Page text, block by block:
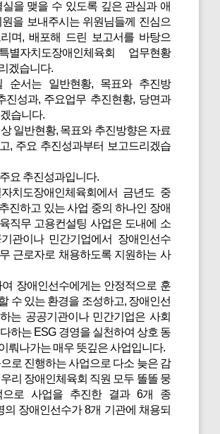
을 맺을 수 있도록 깊은 관심과 애
을 보내주시는 위원님들께 진심으
며, 배포해 드린 보고서를 바탕으
별자치도장애인체육회 업무현황
겠습니다.
순서는 일반현황, 목표와 추진방
진성과, 주요업무 추진현황, 당면과
습니다.
일반현황, 목표와 추진방향은 자료
, 주요 추진성과부터 보고드리겠습
요 추진성과입니다.
치도장애인체육회에서 금년도 중
진하고 있는 사업 중의 하나인 장애
직무 고용컨설팅 사업은 도내에 소
관이나 민간기업에서 장애인선수
근로자로 채용하도록 지원하는 사
여 장애인선수에게는 안정적으로 훈
수 있는 환경을 조성하고, 장애인선
는 공공기관이나 민간기업은 사회
하는 ESG 경영을 실천하여 상호 동
뤄나가는 매우 뜻깊은 사업입니다.
로 진행하는 사업으로 다소 늦은 감
리 장애인체육회 직원 모두 똘똘 뭉
으로 사업을 추진한 결과 6개 종
의 장애인선수가 8개 기관에 채용되